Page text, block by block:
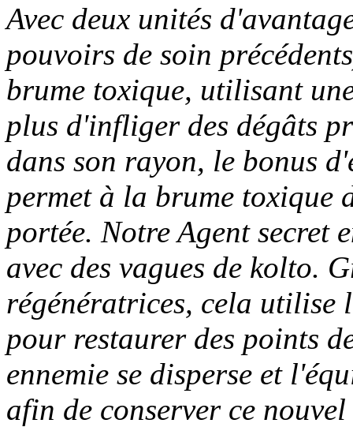
Avec deux unités
pouvoirs de soin
brume toxique, utilisant
plus d'infliger des dégâts
dans son rayon, le bonus
permet à la brume toxique
portée. Notre Agent secret
avec des vagues de kolto.
régénératrices, cela utilise
pour restaurer des points
ennemie se disperse et
afin de conserver ce